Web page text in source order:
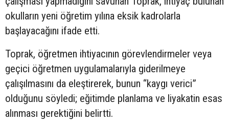
okulların yeni öğretim yılına eksik kadrolarla
başlayacağını ifade etti.
Toprak, öğretmen ihtiyacının görevlendirmeler veya
geçici öğretmen uygulamalarıyla giderilmeye
çalışılmasını da eleştirerek, bunun “kaygı verici”
olduğunu söyledi; eğitimde planlama ve liyakatin esas
alınması gerektiğini belirtti.